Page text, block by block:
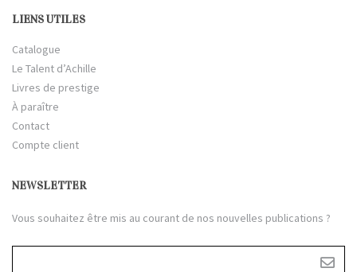
LIENS UTILES
Catalogue
Le Talent d’Achille
Livres de prestige
À paraître
Contact
Compte client
NEWSLETTER
Vous souhaitez être mis au courant de nos nouvelles publications ?